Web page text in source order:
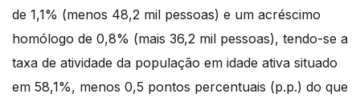
de 1,1% (menos 48,2 mil pessoas) e um acréscimo
homólogo de 0,8% (mais 36,2 mil pessoas), tendo-se a
taxa de atividade da população em idade ativa situado
em 58,1%, menos 0,5 pontos percentuais (p.p.) do que